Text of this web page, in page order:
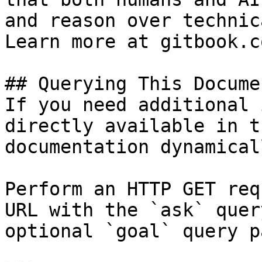
and reason over
Learn more at
## Querying This
If you need
directly available in
documentation
Perform an HTTP GET
URL with the `ask`
optional `goal` query